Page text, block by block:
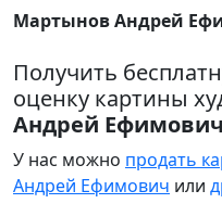
Мартынов Андрей
Получить
оценку картины
Андрей Ефимович
У нас можно продать
Андрей Ефимович или